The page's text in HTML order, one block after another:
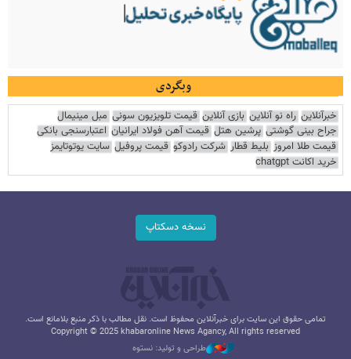
وبگردی
خبرآنلاین راه نو آنلاین بازی آنلاین قیمت تلویزیون سونی مبل مینیمال
جراح بینی گوشتی پرشین هتل قیمت آهن فولاد ایرانیان اعتبارسنجی بانکی
قیمت طلا امروز بلیط قطار شرکت رادوکو قیمت پروفیل سایت یوتوتایمز
خرید اکانت chatgpt
نسخه دسکتاپ
تمامی حقوق این سایت برای خبرآنلاین محفوظ است. نقل مطالب با ذکر منبع بلامانع است.
Copyright © 2025 khabaronline News Agancy, All rights reserved
طراحی و تولید: نستوه